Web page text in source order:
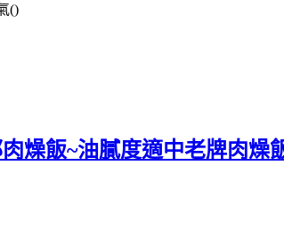
()
燥飯~油膩度適中老牌肉燥